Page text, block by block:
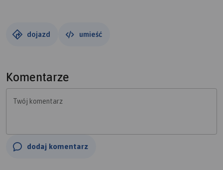
dojazd umieść
Komentarze
Twój komentarz
dodaj komentarz